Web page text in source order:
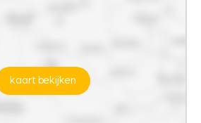
kaart bekijken